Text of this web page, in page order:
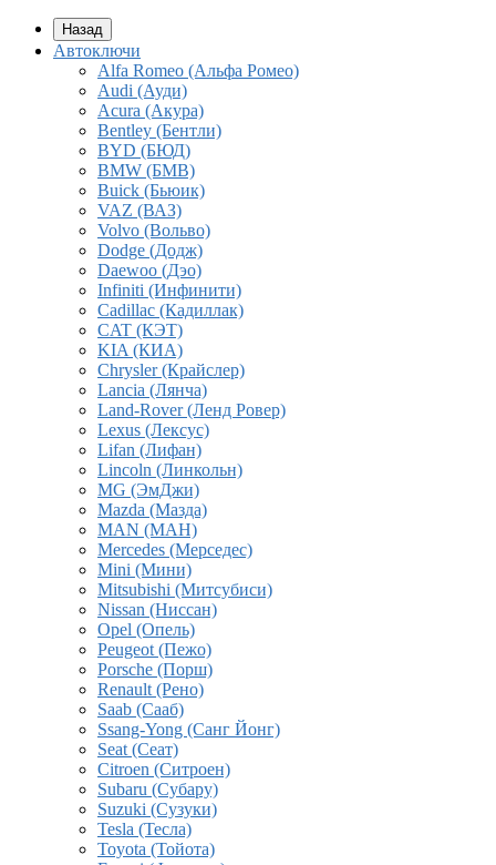
Назад
Автоключи
Alfa Romeo (Альфа Ромео)
Audi (Ауди)
Acura (Акура)
Bentley (Бентли)
BYD (БЮД)
BMW (БМВ)
Buick (Бьюик)
VAZ (ВАЗ)
Volvo (Вольво)
Dodge (Додж)
Daewoo (Дэо)
Infiniti (Инфинити)
Cadillac (Кадиллак)
CAT (КЭТ)
KIA (КИА)
Chrysler (Крайслер)
Lancia (Лянча)
Land-Rover (Ленд Ровер)
Lexus (Лексус)
Lifan (Лифан)
Lincoln (Линкольн)
MG (ЭмДжи)
Mazda (Мазда)
MAN (МАН)
Mercedes (Мерседес)
Mini (Мини)
Mitsubishi (Митсубиси)
Nissan (Ниссан)
Opel (Опель)
Peugeot (Пежо)
Porsche (Порш)
Renault (Рено)
Saab (Сааб)
Ssang-Yong (Санг Йонг)
Seat (Сеат)
Citroen (Ситроен)
Subaru (Субару)
Suzuki (Сузуки)
Tesla (Тесла)
Toyota (Тойота)